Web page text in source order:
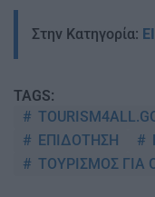
Στην Κατηγορία:
TAGS:
ΕΠΙΔΟΤΗΣΗ
ΤΟΥΡΙΣΜΟΣ ΓΙΑ